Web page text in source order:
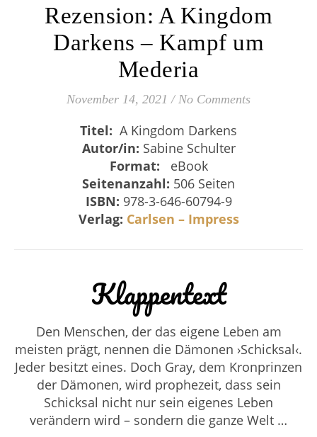
Rezension: A Kingdom
Darkens – Kampf um
Mederia
November 14, 2021 / No Comments
Titel: A Kingdom Darkens
Autor/in: Sabine Schulter
Format: eBook
Seitenanzahl: 506 Seiten
ISBN: 978-3-646-60794-9
Verlag: Carlsen – Impress
Klappentext
Den Menschen, der das eigene Leben am
meisten prägt, nennen die Dämonen ›Schicksal‹.
Jeder besitzt eines. Doch Gray, dem Kronprinzen
der Dämonen, wird prophezeit, dass sein
Schicksal nicht nur sein eigenes Leben
verändern wird – sondern die ganze Welt …